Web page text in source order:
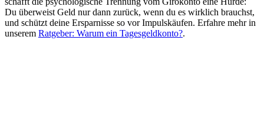
Du überweist Geld nur dann zurück, wenn du es wirklich brauchst,
und schützt deine Ersparnisse so vor Impulskäufen. Erfahre mehr in
unserem Ratgeber: Warum ein Tagesgeldkonto?.